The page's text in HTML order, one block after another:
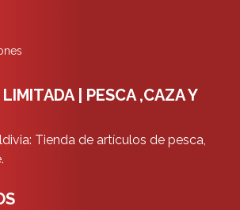
| PESCA ,CAZA Y
Tienda de artículos de pesca,